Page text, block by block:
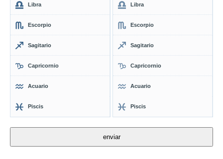
Libra
Escorpio
Sagitario
Capricornio
Acuario
Piscis
Libra
Escorpio
Sagitario
Capricornio
Acuario
Piscis